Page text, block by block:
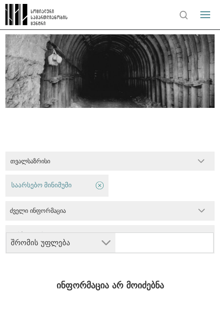
თვალსაზრისი
შრომის უფლება
საარსებო მინიმუმი
ძველი ინფორმაცია
ინფორმაცია არ მოიძებნა